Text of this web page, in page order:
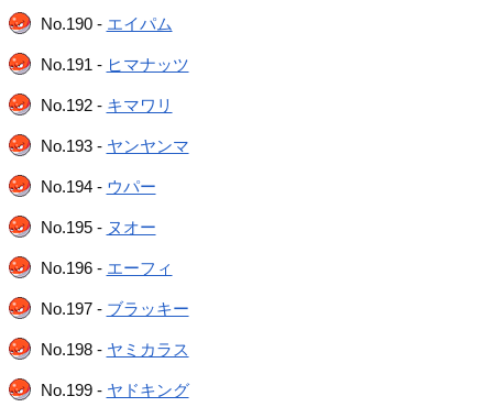
No.190 - エイパム
No.191 - ヒマナッツ
No.192 - キマワリ
No.193 - ヤンヤンマ
No.194 - ウパー
No.195 - ヌオー
No.196 - エーフィ
No.197 - ブラッキー
No.198 - ヤミカラス
No.199 - ヤドキング